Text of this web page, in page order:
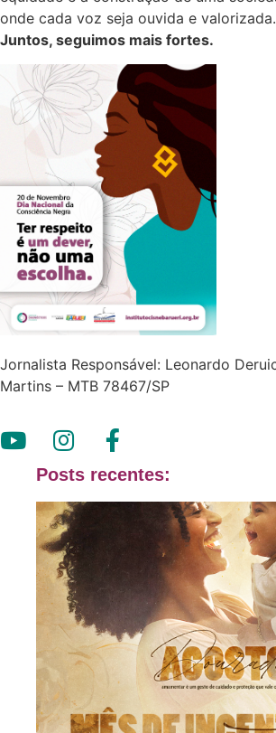
onde cada voz seja ouvida e valorizada.
Juntos, seguimos mais fortes.
Jornalista Responsável: Leonardo
Martins – MTB 78467/SP
Posts recentes: